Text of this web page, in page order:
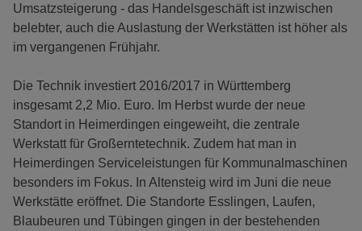
Umsatzsteigerung - das Handelsgeschäft ist inzwischen
belebter, auch die Auslastung der Werkstätten ist höher als
im vergangenen Frühjahr.
Die Technik investiert 2016/2017 in Württemberg
insgesamt 2,2 Mio. Euro. Im Herbst wurde der neue
Standort in Heimerdingen eingeweiht, die zentrale
Werkstatt für Großerntetechnik. Zudem hat man in
Heimerdingen Serviceleistungen für Kommunalmaschinen
besonders im Fokus. In Altensteig wird im Juni die neue
Werkstätte eröffnet. Die Standorte Esslingen, Laufen,
Blaubeuren und Tübingen gingen in der bestehenden